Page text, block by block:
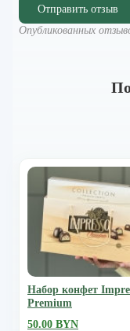
Отправить отзыв
Опубликованных
Набор конфет
Premium
50.00 BYN